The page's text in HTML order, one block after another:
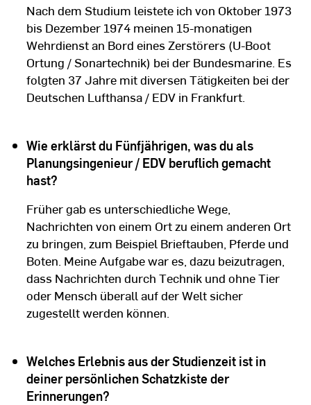
Nach dem Studium leistete ich von Oktober 1973
bis Dezember 1974 meinen 15-monatigen
Wehrdienst an Bord eines Zerstörers (U-Boot
Ortung / Sonartechnik) bei der Bundesmarine. Es
folgten 37 Jahre mit diversen Tätigkeiten bei der
Deutschen Lufthansa / EDV in Frankfurt.
Wie erklärst du Fünfjährigen, was du als
Planungsingenieur / EDV beruflich gemacht
hast?
Früher gab es unterschiedliche Wege,
Nachrichten von einem Ort zu einem anderen Ort
zu bringen, zum Beispiel Brieftauben, Pferde und
Boten. Meine Aufgabe war es, dazu beizutragen,
dass Nachrichten durch Technik und ohne Tier
oder Mensch überall auf der Welt sicher
zugestellt werden können.
Welches Erlebnis aus der Studienzeit ist in
deiner persönlichen Schatzkiste der
Erinnerungen?